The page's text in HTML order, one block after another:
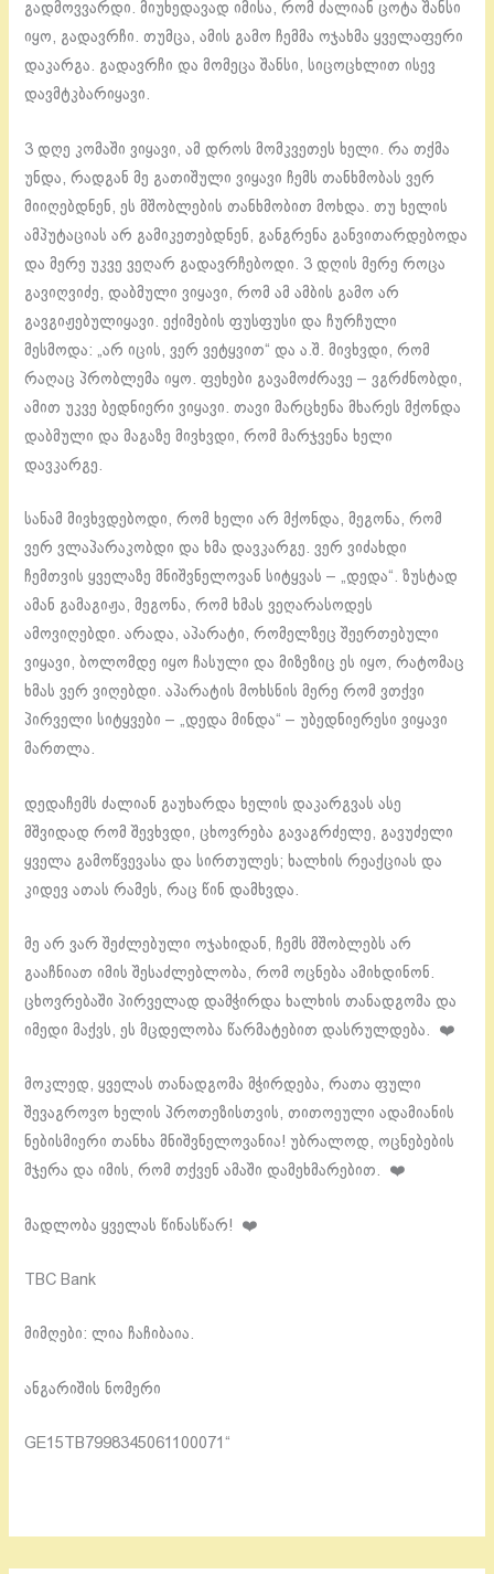
გადმოვვარდი. მიუხედავად იმისა, რომ ძალიან ცოტა შანსი
იყო, გადავრჩი. თუმცა, ამის გამო ჩემმა ოჯახმა ყველაფერი
დაკარგა. გადავრჩი და მომეცა შანსი, სიცოცხლით ისევ
დავმტკბარიყავი.
3 დღე კომაში ვიყავი, ამ დროს მომკვეთეს ხელი. რა თქმა
უნდა, რადგან მე გათიშული ვიყავი ჩემს თანხმობას ვერ
მიიღებდნენ, ეს მშობლების თანხმობით მოხდა. თუ ხელის
ამპუტაციას არ გამიკეთებდნენ, განგრენა განვითარდებოდა
და მერე უკვე ვეღარ გადავრჩებოდი. 3 დღის მერე როცა
გავიღვიძე, დაბმული ვიყავი, რომ ამ ამბის გამო არ
გავგიჟებულიყავი. ექიმების ფუსფუსი და ჩურჩული
მესმოდა: „არ იცის, ვერ ვეტყვით“ და ა.შ. მივხვდი, რომ
რაღაც პრობლემა იყო. ფეხები გავამოძრავე – ვგრძნობდი,
ამით უკვე ბედნიერი ვიყავი. თავი მარცხენა მხარეს მქონდა
დაბმული და მაგაზე მივხვდი, რომ მარჯვენა ხელი
დავკარგე.
სანამ მივხვდებოდი, რომ ხელი არ მქონდა, მეგონა, რომ
ვერ ვლაპარაკობდი და ხმა დავკარგე. ვერ ვიძახდი
ჩემთვის ყველაზე მნიშვნელოვან სიტყვას – „დედა“. ზუსტად
ამან გამაგიჟა, მეგონა, რომ ხმას ვეღარასოდეს
ამოვიღებდი. არადა, აპარატი, რომელზეც შეერთებული
ვიყავი, ბოლომდე იყო ჩასული და მიზეზიც ეს იყო, რატომაც
ხმას ვერ ვიღებდი. აპარატის მოხსნის მერე რომ ვთქვი
პირველი სიტყვები – „დედა მინდა“ – უბედნიერესი ვიყავი
მართლა.
დედაჩემს ძალიან გაუხარდა ხელის დაკარგვას ასე
მშვიდად რომ შევხვდი, ცხოვრება გავაგრძელე, გავუძელი
ყველა გამოწვევასა და სირთულეს; ხალხის რეაქციას და
კიდევ ათას რამეს, რაც წინ დამხვდა.
მე არ ვარ შეძლებული ოჯახიდან, ჩემს მშობლებს არ
გააჩნიათ იმის შესაძლებლობა, რომ ოცნება ამიხდინონ.
ცხოვრებაში პირველად დამჭირდა ხალხის თანადგომა და
იმედი მაქვს, ეს მცდელობა წარმატებით დასრულდება. ❤️
მოკლედ, ყველას თანადგომა მჭირდება, რათა ფული
შევაგროვო ხელის პროთეზისთვის, თითოეული ადამიანის
ნებისმიერი თანხა მნიშვნელოვანია! უბრალოდ, ოცნებების
მჯერა და იმის, რომ თქვენ ამაში დამეხმარებით. ❤️
მადლობა ყველას წინასწარ! ❤️
TBC Bank
მიმღები: ლია ჩაჩიბაია.
ანგარიშის ნომერი
GE15TB7998345061100071“